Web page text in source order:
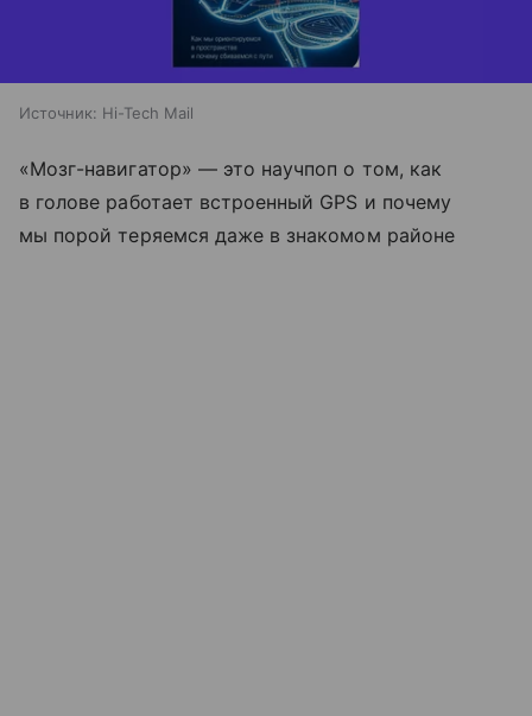
Источник: Hi-Tech Mail
«Мозг-навигатор» — это научпоп о том, как
в голове работает встроенный GPS и почему
мы порой теряемся даже в знакомом районе